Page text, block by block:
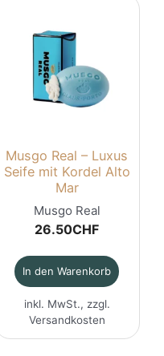
Musgo Real – Luxus
Seife mit Kordel Alto
Mar
Musgo Real
26.50CHF
In den Warenkorb
inkl. MwSt., zzgl.
Versandkosten